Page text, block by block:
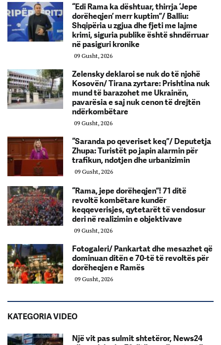
“Edi Rama ka dështuar, thirrja ‘Jepe
dorëheqjen’ merr kuptim”/ Balliu:
Shqipëria u zgjua dhe fjeti me lajme
krimi, siguria publike është shndërruar
në pasiguri kronike
09 Gusht, 2026
Zelensky deklaroi se nuk do të njohë
Kosovën/ Tirana zyrtare: Prishtina nuk
mund të barazohet me Ukrainën,
pavarësia e saj nuk cenon të drejtën
ndërkombëtare
09 Gusht, 2026
“Saranda po qeveriset keq”/ Deputetja
Zhupa: Turistët po japin alarmin për
trafikun, ndotjen dhe urbanizimin
09 Gusht, 2026
“Rama, jepe dorëheqjen”! 71 ditë
revoltë kombëtare kundër
keqqeverisjes, qytetarët të vendosur
deri në realizimin e objektivave
09 Gusht, 2026
Fotogaleri/ Pankartat dhe mesazhet që
dominuan ditën e 70-të të revoltës për
dorëheqjen e Ramës
09 Gusht, 2026
KATEGORIA VIDEO
Një vit pas sulmit shtetëror, News24